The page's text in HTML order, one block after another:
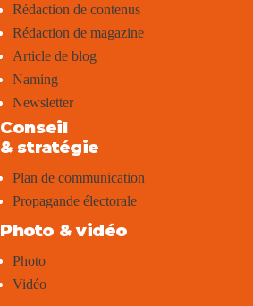
Rédaction de contenus
Rédaction de magazine
Article de blog
Naming
Newsletter
Conseil
& stratégie
Plan de communication
Propagande électorale
Photo & vidéo
Photo
Vidéo